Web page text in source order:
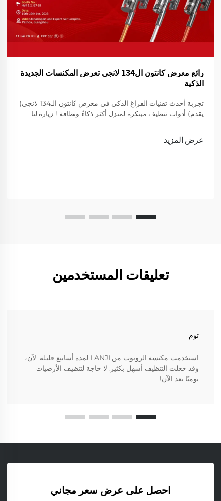
رائع معرض كانتون ال134 لانجي تعرض المكنسات الجديدة
الذكية
تجربة أحدث تقنيات الفراغ الذكي في معرض كانتون الـ134 لانجي)
يقدم) أدوات تنظيف مبتكرة لمنزل أكثر ذكاءً ونظافة ! زيارة لنا
عرض المزيد
تعليقات المستخدمين
توم
استخدمت مكنسة الروبوت من LANJI لمدة أسابيع قليلة الآن،
وقد جعلت التنظيف أسهل بكثير. لا حاجة لتنظيف الأرضيات
يوميًا بعد الآن!
احصل على عرض سعر مجاني